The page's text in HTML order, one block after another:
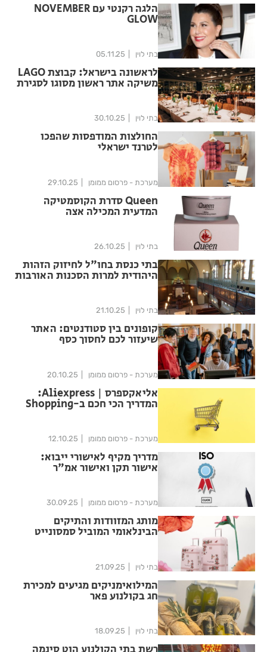
הלגה רקנטי עם NOVEMBER
GLOW
בתי לוין 05.11.25
לראשונה בישראל: קבוצת LAGO
משיקה אתר ראשון מסוגו לסגירת
בתי לוין 30.10.25
החולצות המודפסות שהפכו
לטרנד ישראלי
מערכת - פרסום ממומן 29.10.25
Queen סדרת הקוסמטיקה
המדעית המכילה אצה
בתי לוין 26.10.25
בתי כנסת בחו"ל לחיזוק הזהות
היהודית למרות הסכנות האורבות
בתי לוין 21.10.25
קופונים בין סטודנטים: האתר
שיעזור לכם לחסוך כסף
מערכת - פרסום ממומן 20.10.25
אליאקספרס | Aliexpress:
המדריך הכי חכם ב-Shopping
מערכת - פרסום ממומן 12.10.25
מדריך מקיף לאישורי ייבוא:
אישור תקן ואישור אמ"ר
מערכת - פרסום ממומן 30.09.25
מותג המזוודות והתיקים
הבינלאומי המוביל סמסונייט
מוגבלת
בתי לוין 21.09.25
המילואימניקים מגיעים למכירת
חג בקולנוע פאר
בתי לוין 18.09.25